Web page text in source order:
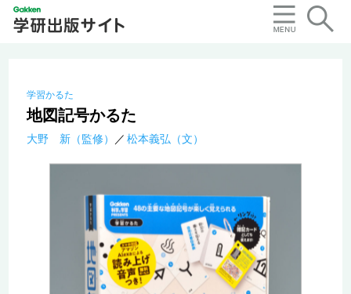
学習かるた
地図記号かるた
大野 新（監修） 松本義弘（文）